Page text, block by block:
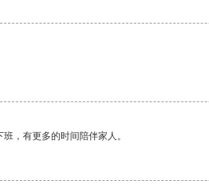
，有更多的时间陪伴家人。